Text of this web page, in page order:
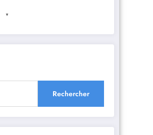
▼
Rechercher